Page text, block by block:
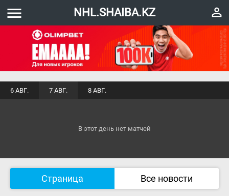
menu NHL.SHAIBA.KZ perm_identity
6 АВГ. 7 АВГ. 8 АВГ.
В этот день нет матчей
Страница Все новости